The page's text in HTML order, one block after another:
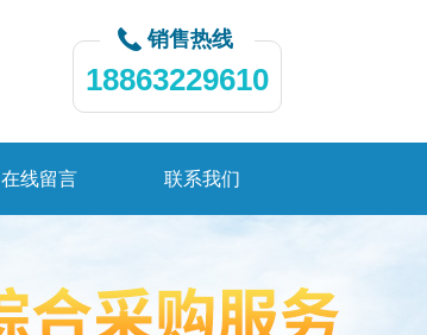
销售热线
18863229610
在线留言 联系我们